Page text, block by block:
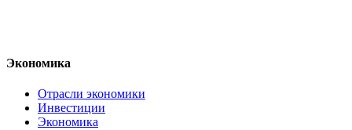
Экономика
Отрасли экономики
Инвестиции
Экономика